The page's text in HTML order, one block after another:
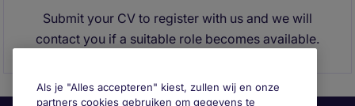
Submit your CV to register with us and we will
contact you if a suitable role becomes available.
Als je "Alles accepteren" kiest, zullen wij en onze
partners cookies gebruiken om gegevens te